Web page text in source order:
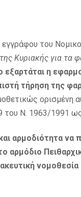
του
Κυριακής για τα
εξαρτάται η
τήρηση της
ορισμένη
Ν. 1963/1991 ως
αρμοδιότητα να
αρμόδιο
νομοθεσία